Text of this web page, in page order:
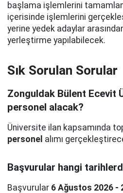
başlama işlemlerini
içerisinde işlemlerini
yerine yedek adaylar
yerleştirme yapılabilecek.
Sık Sorulan Sorular
Zonguldak Bülent Ecevit
personel alacak?
Üniversite ilan kapsamında
personel alımı
Başvurular hangi
Başvurular 6 Ağustos 2026 -